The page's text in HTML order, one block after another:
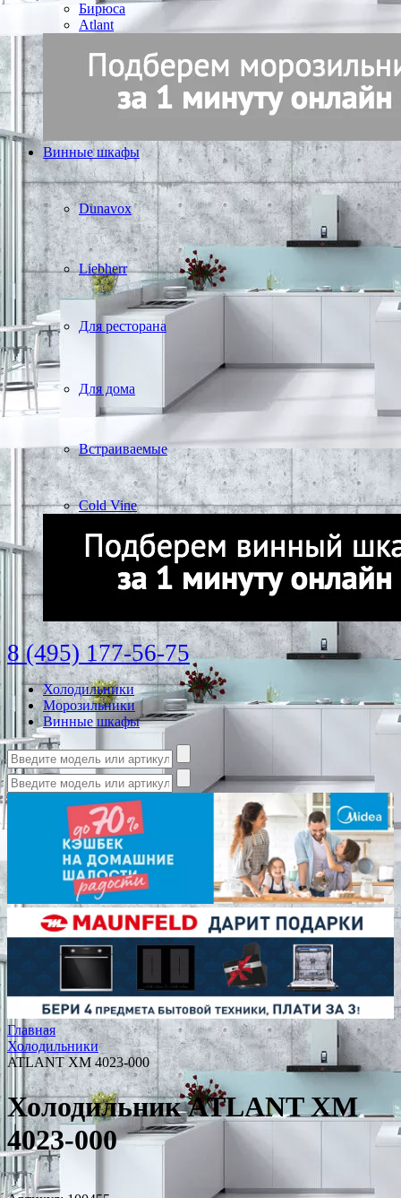
Бирюса
Atlant
Винные шкафы
Dunavox
Liebherr
Для ресторана
Для дома
Встраиваемые
Cold Vine
8 (495) 177-56-75
Холодильники
Морозильники
Винные шкафы
Главная
Холодильники
ATLANT ХМ 4023-000
Холодильник ATLANT ХМ
4023-000